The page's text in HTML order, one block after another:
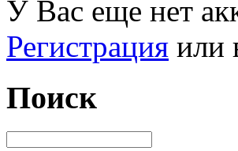
У Вас еще нет
Регистрация или
Поиск